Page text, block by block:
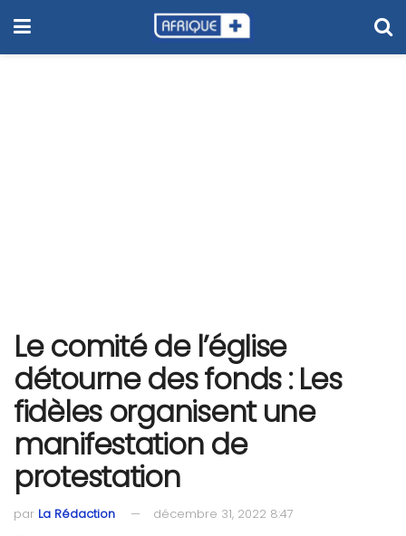
Le comité de l’église
détourne des fonds : Les
fidèles organisent une
manifestation de
protestation
par La Rédaction décembre 31, 2022 8:47